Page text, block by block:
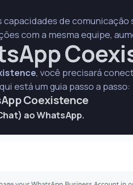
capacidades de
com a mesma equipe,
, você precisará
está um guia passo a passo:
Coexistence
ao WhatsApp.